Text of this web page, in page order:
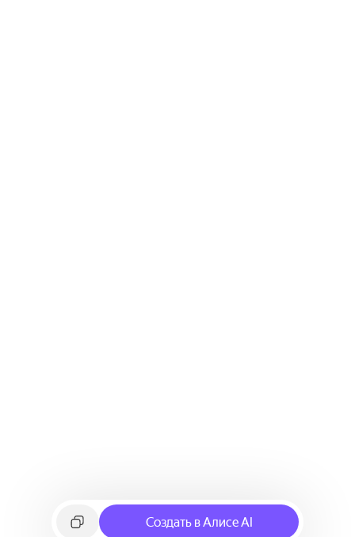
Создать в Алисе AI